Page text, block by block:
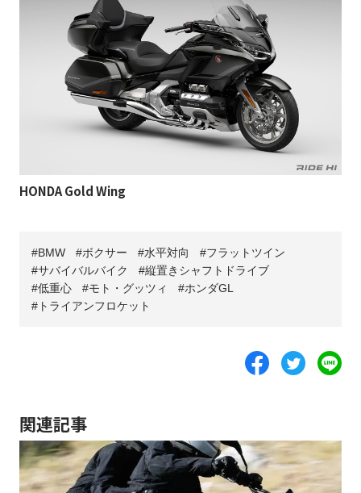
HONDA Gold Wing
BMW ボクサー 水平対向
フラットツイン
サバイバルバイク
縦置きシャフトドライブ
低重心
モト・グッツィ
ホンダGL
トライアンフロケット
関連記事